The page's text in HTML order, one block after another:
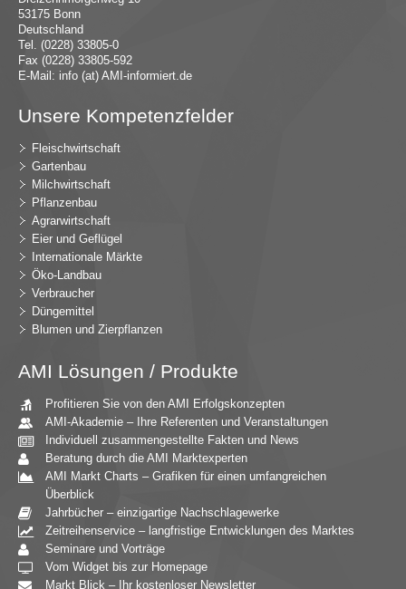
53175 Bonn
Deutschland
Tel. (0228) 33805-0
Fax (0228) 33805-592
E-Mail: info (at) AMI-informiert.de
Unsere Kompetenzfelder
Fleischwirtschaft
Gartenbau
Milchwirtschaft
Pflanzenbau
Agrarwirtschaft
Eier und Geflügel
Internationale Märkte
Öko-Landbau
Verbraucher
Düngemittel
Blumen und Zierpflanzen
AMI Lösungen / Produkte
Profitieren Sie von den AMI Erfolgskonzepten
AMI-Akademie – Ihre Referenten und Veranstaltungen
Individuell zusammengestellte Fakten und News
Beratung durch die AMI Marktexperten
AMI Markt Charts – Grafiken für einen umfangreichen
Überblick
Jahrbücher – einzigartige Nachschlagewerke
Zeitreihenservice – langfristige Entwicklungen des Marktes
Seminare und Vorträge
Vom Widget bis zur Homepage
Markt Blick – Ihr kostenloser Newsletter